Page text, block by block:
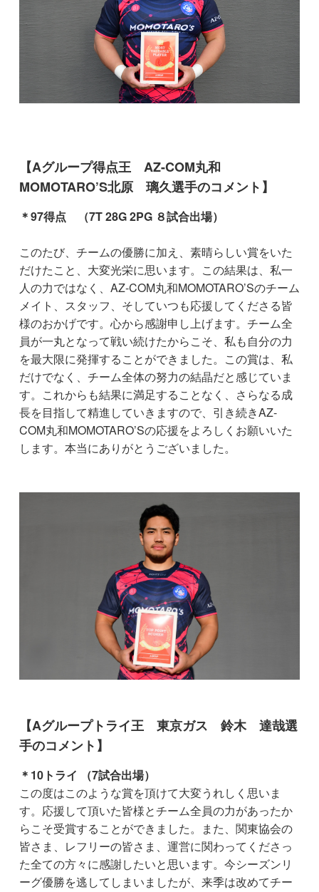
【Aグループ得点王 AZ-COM丸和
MOMOTARO’S北原 璃久選手のコメント】
＊97得点 （7T 28G 2PG ８試合出場）
このたび、チームの優勝に加え、素晴らしい賞をいた
だけたこと、大変光栄に思います。この結果は、私一
人の力ではなく、AZ-COM丸和MOMOTARO’Sのチーム
メイト、スタッフ、そしていつも応援してくださる皆
様のおかげです。心から感謝申し上げます。チーム全
員が一丸となって戦い続けたからこそ、私も自分の力
を最大限に発揮することができました。この賞は、私
だけでなく、チーム全体の努力の結晶だと感じていま
す。これからも結果に満足することなく、さらなる成
長を目指して精進していきますので、引き続きAZ-
COM丸和MOMOTARO’Sの応援をよろしくお願いいた
します。本当にありがとうございました。
【Aグループトライ王 東京ガス 鈴木 達哉選
手のコメント】
＊10トライ （7試合出場）
この度はこのような賞を頂けて大変うれしく思いま
す。応援して頂いた皆様とチーム全員の力があったか
らこそ受賞することができました。また、関東協会の
皆さま、レフリーの皆さま、運営に関わってくださっ
た全ての方々に感謝したいと思います。今シーズンリ
ーグ優勝を逃してしまいましたが、来季は改めてチー